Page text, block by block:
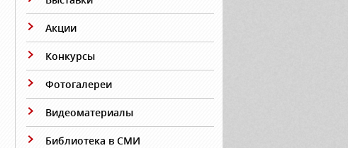
Акции
Конкурсы
Фотогалереи
Видеоматериалы
Библиотека в СМИ